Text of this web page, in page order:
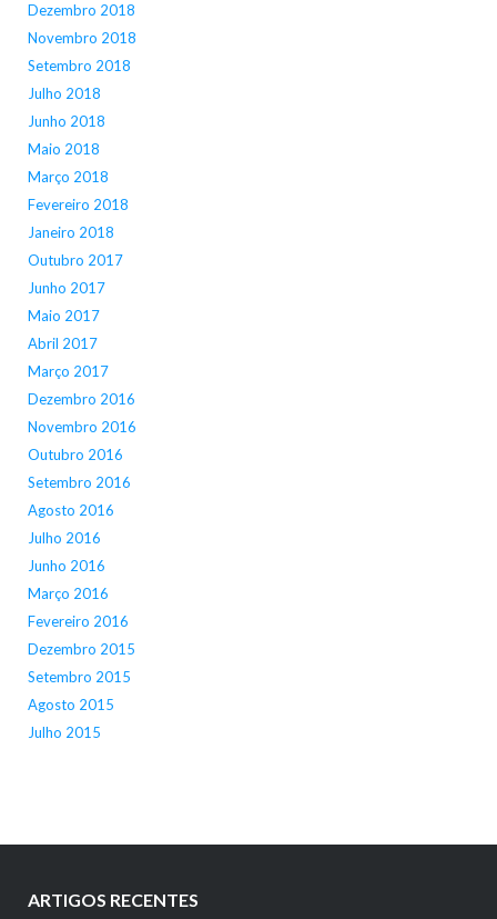
Dezembro 2018
Novembro 2018
Setembro 2018
Julho 2018
Junho 2018
Maio 2018
Março 2018
Fevereiro 2018
Janeiro 2018
Outubro 2017
Junho 2017
Maio 2017
Abril 2017
Março 2017
Dezembro 2016
Novembro 2016
Outubro 2016
Setembro 2016
Agosto 2016
Julho 2016
Junho 2016
Março 2016
Fevereiro 2016
Dezembro 2015
Setembro 2015
Agosto 2015
Julho 2015
ARTIGOS RECENTES